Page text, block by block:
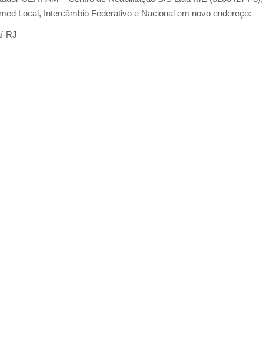
Local, Intercâmbio Federativo e Nacional em novo endereço:
RJ